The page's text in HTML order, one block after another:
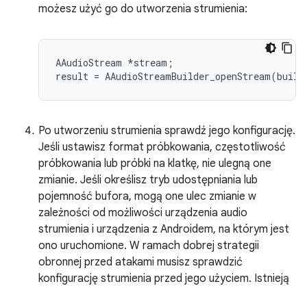
możesz użyć go do utworzenia strumienia:
AAudioStream *stream;
Po utworzeniu strumienia sprawdź jego konfigurację.
Jeśli ustawisz format próbkowania, częstotliwość
próbkowania lub próbki na klatkę, nie ulegną one
zmianie. Jeśli określisz tryb udostępniania lub
pojemność bufora, mogą one ulec zmianie w
zależności od możliwości urządzenia audio
strumienia i urządzenia z Androidem, na którym jest
ono uruchomione. W ramach dobrej strategii
obronnej przed atakami musisz sprawdzić
konfigurację strumienia przed jego użyciem. Istnieją